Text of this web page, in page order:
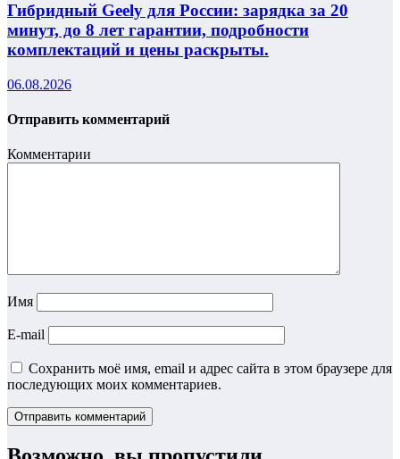
Гибридный Geely для России: зарядка за 20
минут, до 8 лет гарантии, подробности
комплектаций и цены раскрыты.
06.08.2026
Отправить комментарий
Комментарии
Имя
E-mail
Сохранить моё имя, email и адрес сайта в этом браузере для
последующих моих комментариев.